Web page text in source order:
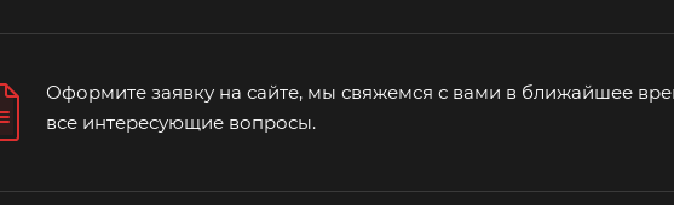
Оформите заявку на сайте, мы свяжемся с вами в ближайшее
все интересующие вопросы.